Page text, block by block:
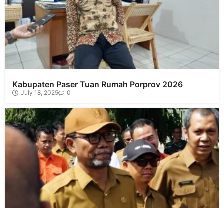
Kabupaten Paser Tuan Rumah Porprov 2026
July 18, 2025 0